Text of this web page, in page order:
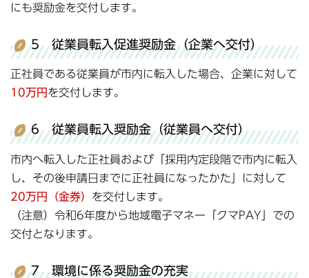
にも奨励金を交付します。
5 従業員転入促進奨励金（企業へ交付）
正社員である従業員が市内に転入した場合、企業に対して
10万円を交付します。
6 従業員転入奨励金（従業員へ交付）
市内へ転入した正社員および「採用内定段階で市内に転入
し、その後申請日までに正社員になったかた」に対して
20万円（金券） を交付します。
（注意）令和6年度から地域電子マネー「クマPAY」での
交付となります。
7 環境に係る奨励金の充実